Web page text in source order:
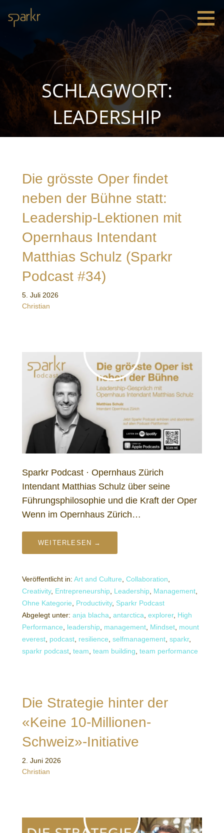
Inhalt
springen
Leadership
SCHLAGWORT:
LEADERSHIP
Die grösste Oper findet
neben der Bühne statt:
Leadership-Lektionen mit
Opernhaus Intendant
Matthias Schulz (Sparkr
Podcast #34)
5. Juli 2026
Christian
Sparkr Podcast · Opernhaus Zürich
Intendant Matthias Schulz über seine
Führungsphilosophie und die Kraft der Oper
Wenn im Opernhaus Zürich…
WEITERLESEN →
Veröffentlicht in: Art and Culture Collaboration
Creativity, Entrepreneurship Leadership Management
Ohne Kategorie
Productivity, Sparkr Podcast
Abgelegt unter: anja blacha antarctica explorer, High
Performance
leadership management Mindset mount
everest podcast resilience selfmanagement sparkr,
sparkr podcast team team building team performance
Die Strategie hinter der
«Keine 10-Millionen-
Schweiz»-Initiative
2. Juni 2026
Christian